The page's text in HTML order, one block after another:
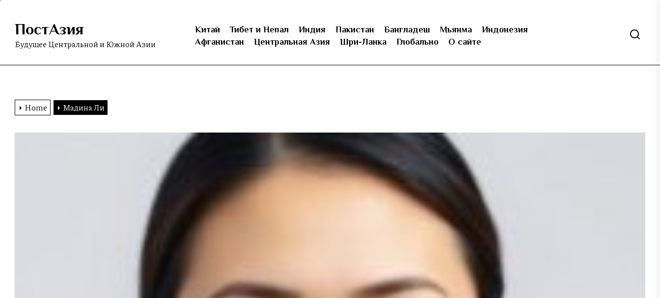
Skip
content
ПостАзия
Будущее Центральной и Южной Азии
Китай Тибет и Непал Индия Пакистан Бангладеш Мьянма
Индонезия
Афганистан
Центральная Азия Шри-Ланка Глобально О сайте
Home Мадина Ли